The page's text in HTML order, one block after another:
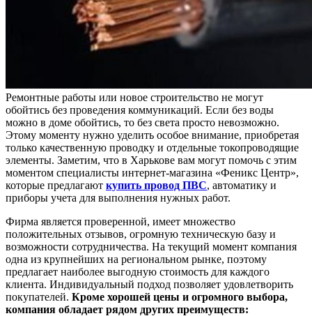
Ремонтные работы или новое строительство не могут
обойтись без проведения коммуникаций. Если без воды
можно в доме обойтись, то без света просто невозможно.
Этому моменту нужно уделить особое внимание, приобретая
только качественную проводку и отдельные токопроводящие
элементы. Заметим, что в Харькове вам могут помочь с этим
моментом специалисты интернет-магазина «Феникс Центр»,
которые предлагают купить провод ПВС, автоматику и
приборы учета для выполнения нужных работ.
Фирма является проверенной, имеет множество
положительных отзывов, огромную техническую базу и
возможности сотрудничества. На текущий момент компания
одна из крупнейших на региональном рынке, поэтому
предлагает наиболее выгодную стоимость для каждого
клиента. Индивидуальный подход позволяет удовлетворить
покупателей. Кроме хорошей цены и огромного выбора,
компания обладает рядом других преимуществ: